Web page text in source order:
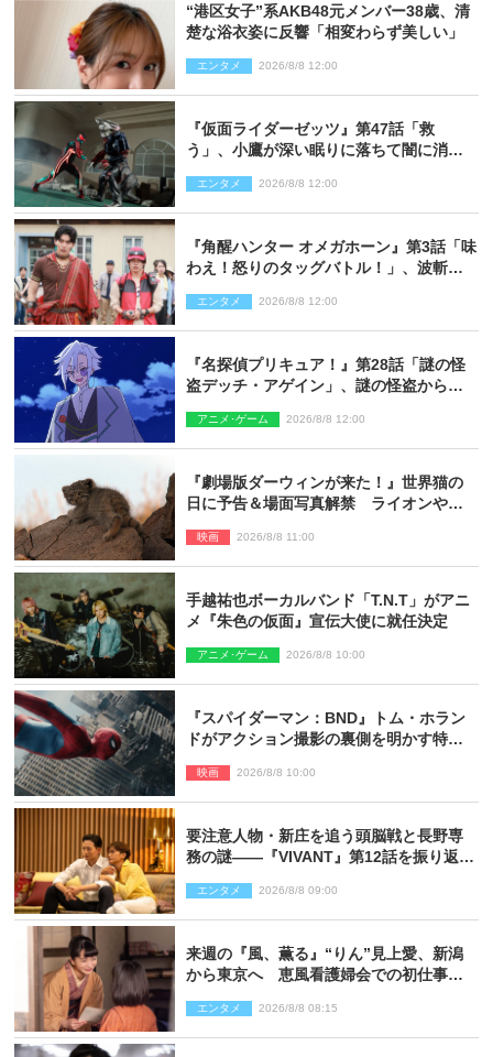
“港区女子”系AKB48元メンバー38歳、清
楚な浴衣姿に反響「相変わらず美しい」
エンタメ 2026/8/8 12:00
『仮面ライダーゼッツ』第47話「救
う」、小鷹が深い眠りに落ちて闇に消え
エンタメ 2026/8/8 12:00
『角醒ハンター オメガホーン』第3話「味
わえ！怒りのタッグバトル！」、波斬の
エンタメ 2026/8/8 12:00
『名探偵プリキュア！』第28話「謎の怪
盗デッチ・アゲイン」、謎の怪盗から不
アニメ･ゲーム 2026/8/8 12:00
『劇場版ダーウィンが来た！』世界猫の
日に予告＆場面写真解禁 ライオンやマ
映画 2026/8/8 11:00
手越祐也ボーカルバンド「T.N.T」がアニ
メ『朱色の仮面』宣伝大使に就任決定
アニメ･ゲーム 2026/8/8 10:00
『スパイダーマン：BND』トム・ホラン
ドがアクション撮影の裏側を明かす特別
映画 2026/8/8 10:00
要注意人物・新庄を追う頭脳戦と長野専
務の謎――『VIVANT』第12話を振り返
エンタメ 2026/8/8 09:00
来週の『風、薫る』“りん”見上愛、新潟
から東京へ 恵風看護婦会での初仕事に
エンタメ 2026/8/8 08:15